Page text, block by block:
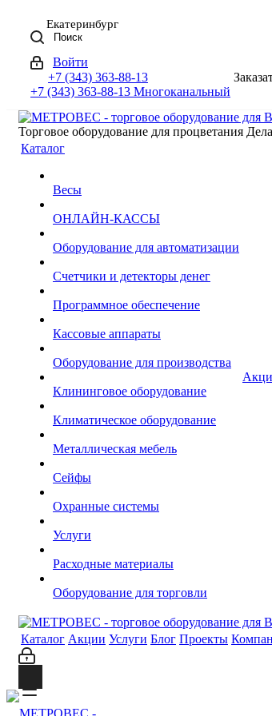
Екатеринбург
Поиск
Войти
+7 (343) 363-88-13
+7 (343) 363-88-13 Многоканальный
Торговое оборудование для процветания
Каталог
Весы
ОНЛАЙН-КАССЫ
Оборудование для автоматизации
Счетчики и детекторы денег
Программное обеспечение
Кассовые аппараты
Оборудование для производства
Клининговое оборудование
Климатическое оборудование
Металлическая мебель
Сейфы
Охранные системы
Услуги
Расходные материалы
Оборудование для торговли
Каталог Акции Услуги Блог Проекты